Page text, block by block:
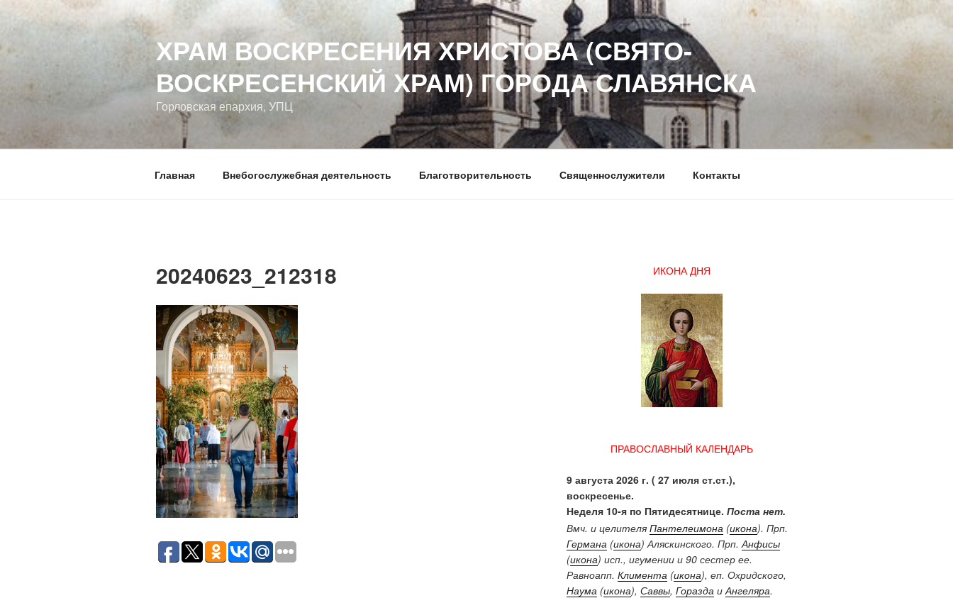
содержимому
ХРАМ ВОСКРЕСЕНИЯ ХРИСТОВА (СВЯТО-
ВОСКРЕСЕНСКИЙ ХРАМ) ГОРОДА СЛАВЯНСКА
Горловская епархия, УПЦ
Главная Внебогослужебная деятельность Благотворительность Священнослужители Контакты
20240623_212318 ИКОНА ДНЯ
ПРАВОСЛАВНЫЙ КАЛЕНДАРЬ
9 августа 2026 г. ( 27 июля ст.ст.),
воскресенье.
Неделя 10-я по Пятидесятнице. Поста нет.
Вмч. и целителя Пантелеимона(икона). Прп.
Германа(икона) Аляскинского. Прп.Анфисы
(икона) исп., игумении и 90 сестер ее.
Равноапп. Климента(икона), еп. Охридского,
Наума(икона), Саввы, ГораздаиАнгеляра.